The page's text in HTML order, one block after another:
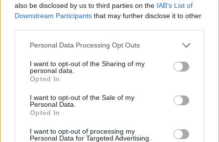
also be disclosed by us to third parties on the IAB’s List of
Downstream Participants that may further disclose it to other
Personal Data Processing Opt Outs
I want to opt-out of the Sharing of my
personal data.
Opted In
I want to opt-out of the Sale of my
Personal Data.
Opted In
I want to opt-out of processing my
Personal Data for Targeted Advertising.
22:05
Τζόκερ: Αυτοί είναι οι τυχεροί αριθμοί που κερδίζουν
Συρία: Βόμβα εξερράγη σε λεωφορείο κοντά στη
Δαμασκό – Τουλάχιστον 2 νεκροί και 13 τραυματίες
Απίστευτο περιστατικό σε αγώνα μπέιζμπολ: Μπαστούνι
- Δείτε βίντεο